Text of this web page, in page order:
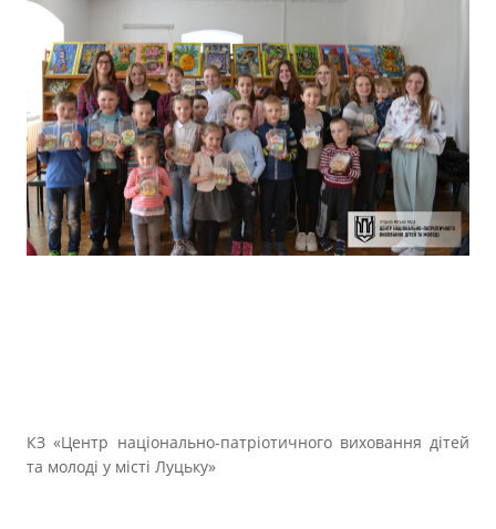
КЗ «Центр національно-патріотичного виховання дітей
та молоді у місті Луцьку»